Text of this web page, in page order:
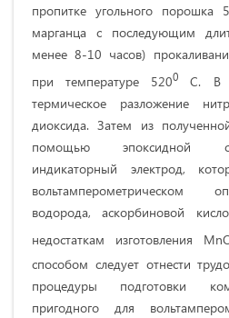
пропитке угольного
марганца с последующим
менее 8-10 часов)
при температуре 5200
С. В
термическое разложение
диоксида. Затем из
помощью эпоксидной
индикаторный электрод,
вольтамперометрическом
водорода, аскорбиновой
недостаткам изготовления
способом следует отнести
процедуры подготовки
пригодного для